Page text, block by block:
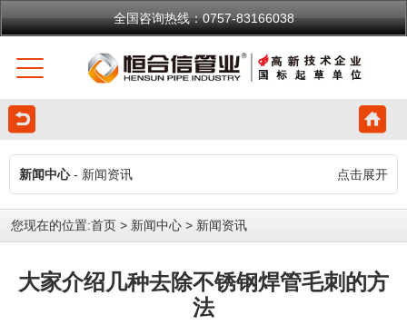
全国咨询热线：0757-83166038
新闻中心- 新闻资讯 点击展开
您现在的位置:首页 > 新闻中心 > 新闻资讯
大家介绍几种去除不锈钢焊管毛刺的方
法